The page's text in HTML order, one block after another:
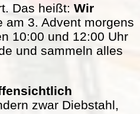
Das heißt: Wir
am 3. Advent morgens
10:00 und 12:00 Uhr
und sammeln alles
zwar Diebstahl,